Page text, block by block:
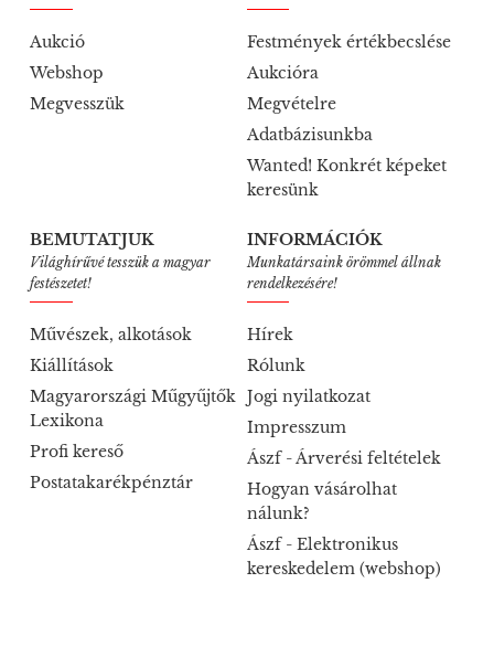
Aukció
Webshop
Megvesszük
Festmények értékbecslése
Aukcióra
Megvételre
Adatbázisunkba
Wanted! Konkrét képeket
keresünk
BEMUTATJUK
Világhírűvé tesszük a magyar
festészetet!
Művészek, alkotások
Kiállítások
Magyarországi Műgyűjtők
Lexikona
Profi kereső
Postatakarékpénztár
INFORMÁCIÓK
Munkatársaink örömmel állnak
rendelkezésére!
Hírek
Rólunk
Jogi nyilatkozat
Impresszum
Ászf - Árverési feltételek
Hogyan vásárolhat
nálunk?
Ászf - Elektronikus
kereskedelem (webshop)